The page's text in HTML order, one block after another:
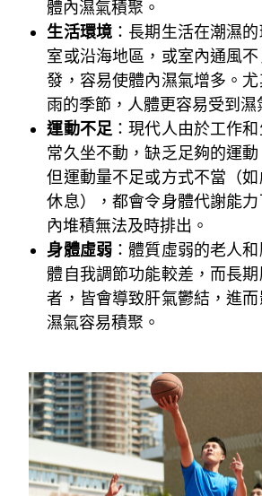
體內濕氣積聚。
生活環境 ：長期生活在潮濕
室或沿海地區，或室內通風
發，容易使體內濕氣增多。
雨的季節，人體更容易受到濕
運動不足 ：現代人由於工作
常久坐不動，缺乏足夠的運動
但運動量不足或方式不當（
休息），都會令身體代謝能
內堆積無法及時排出。
身體虛弱 ：體質虛弱的老人
體自我調節功能較差，而長
者，皆會導致肝氣鬱結，進而
濕氣容易積聚。